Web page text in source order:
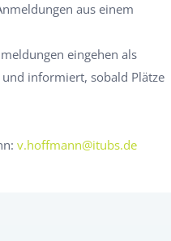
aus einem
eingehen als
informiert, sobald Plätze
v.hoffmann@itubs.de